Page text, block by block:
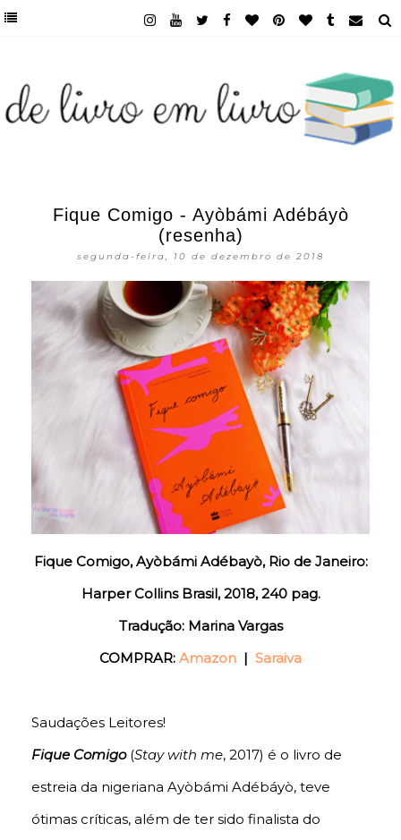
Fique Comigo - Ayòbámi Adébáyò
(resenha)
segunda-feira, 10 de dezembro de 2018
Fique Comigo, Ayòbámi Adébayò, Rio de Janeiro:
Harper Collins Brasil, 2018, 240 pag.
Tradução: Marina Vargas
COMPRAR: Amazon | Saraiva
Saudações Leitores!
Fique Comigo(Stay with me, 2017) é o livro de
estreia da nigeriana Ayòbámi Adébáyò, teve
ótimas críticas, além de ter sido finalista do